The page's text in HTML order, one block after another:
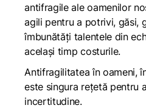
antifragile ale oamenilor
agili pentru a potrivi, găsi,
îmbunătăți talentele din
același timp costurile.
Antifragilitatea în oameni,
este singura rețetă pentru
incertitudine.